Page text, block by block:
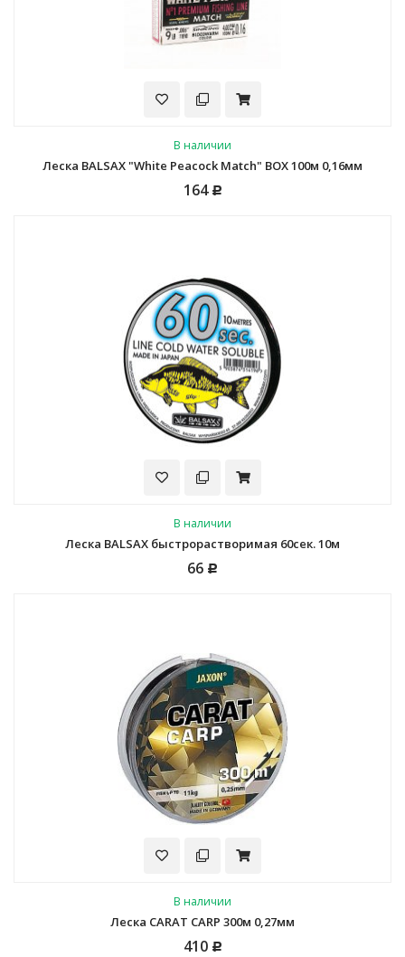
В наличии
Леска BALSAX "White Peacock Match" BOX 100м 0,16мм
164 Р
В наличии
Леска BALSAX быстрорастворимая 60сек. 10м
66 Р
В наличии
Леска CARAT CARP 300м 0,27мм
410 Р